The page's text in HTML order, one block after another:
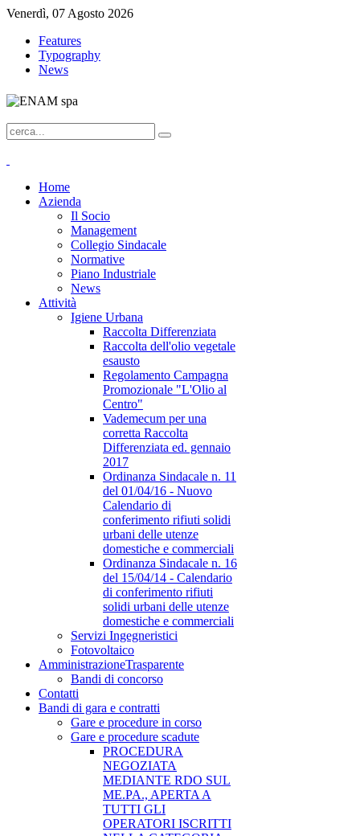
Venerdì, 07 Agosto 2026
Features
Typography
News
Home
Azienda
Il Socio
Management
Collegio Sindacale
Normative
Piano Industriale
News
Attività
Igiene Urbana
Raccolta Differenziata
Raccolta dell'olio vegetale
esausto
Regolamento Campagna
Promozionale "L'Olio al
Centro"
Vademecum per una
corretta Raccolta
Differenziata ed. gennaio
2017
Ordinanza Sindacale n. 11
del 01/04/16 - Nuovo
Calendario di
conferimento rifiuti solidi
urbani delle utenze
domestiche e commerciali
Ordinanza Sindacale n. 16
del 15/04/14 - Calendario
di conferimento rifiuti
solidi urbani delle utenze
domestiche e commerciali
Servizi Ingegneristici
Fotovoltaico
AmministrazioneTrasparente
Bandi di concorso
Contatti
Bandi di gara e contratti
Gare e procedure in corso
Gare e procedure scadute
PROCEDURA
NEGOZIATA
MEDIANTE RDO SUL
ME.PA., APERTA A
TUTTI GLI
OPERATORI ISCRITTI